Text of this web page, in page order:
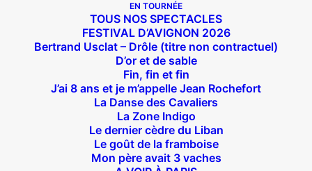
EN TOURNÉE
TOUS NOS SPECTACLES
FESTIVAL D’AVIGNON 2026
Bertrand Usclat – Drôle (titre non contractuel)
D’or et de sable
Fin, fin et fin
J’ai 8 ans et je m’appelle Jean Rochefort
La Danse des Cavaliers
La Zone Indigo
Le dernier cèdre du Liban
Le goût de la framboise
Mon père avait 3 vaches
Suivez nous !